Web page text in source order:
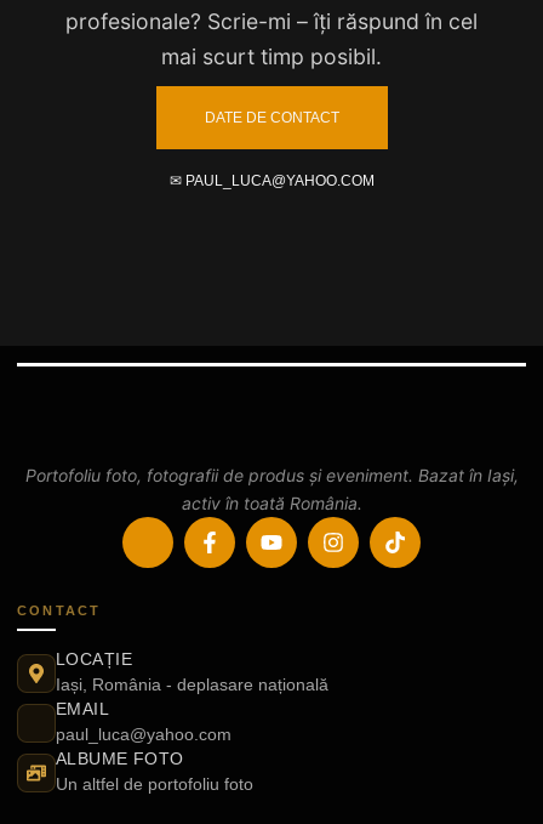
profesionale? Scrie-mi – îți răspund în cel
mai scurt timp posibil.
DATE DE CONTACT
✉ PAUL_LUCA@YAHOO.COM
CONTACT
LOCAȚIE
Iași, România - deplasare națională
EMAIL
paul_luca@yahoo.com
ALBUME FOTO
Un altfel de portofoliu foto
Portofoliu foto, fotografii de produs și eveniment. Bazat în Iași,
activ în toată România.